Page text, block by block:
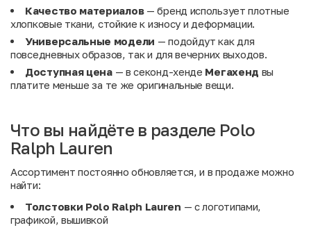
Качество материалов— бренд использует плотные
хлопковые ткани, стойкие к износу и деформации.
Универсальные модели — подойдут как для
повседневных образов, так и для вечерних выходов.
Доступная цена— в секонд-хенде Мегахенд вы
платите меньше за те же оригинальные вещи.
Что вы найдёте в разделе Polo
Ralph Lauren
Ассортимент постоянно обновляется, и в продаже можно
найти:
Толстовки Polo Ralph Lauren — с логотипами,
графикой, вышивкой